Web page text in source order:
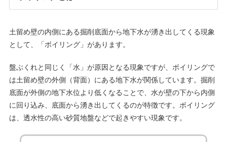
土留め壁の内側にある掘削底面から地下水が湧き出してくる現象
として、「ボイリング」があります。
盤ぶくれと同じく「水」が原因となる現象ですが、ボイリングで
は土留め壁の外側（背面）にある地下水が関係しています。掘削
底面が外側の地下水位より低くなることで、水が壁の下から内側
に回り込み、底面から湧き出してくるのが特徴です。ボイリング
は、透水性の高い砂質地盤などで起きやすい現象です。